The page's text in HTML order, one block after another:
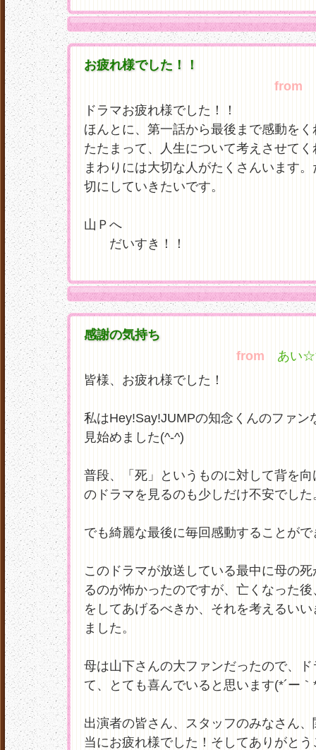
お疲れ様でした！！
from
ドラマお疲れ様でした！！
ほんとに、第一話から最後まで感動を
たたまって、人生について考えさせて
まわりには大切な人がたくさんいます
切にしていきたいです。
山Ｐへ
だいすき！！
感謝の気持ち
from あい☆
皆様、お疲れ様でした！
私はHey!Say!JUMPの知念くんのファン
見始めました(^-^)
普段、「死」というものに対して背を
のドラマを見るのも少しだけ不安でした
でも綺麗な最後に毎回感動することが
このドラマが放送している最中に母の
るのが怖かったのですが、亡くなった
をしてあげるべきか、それを考えるい
ました。
母は山下さんの大ファンだったので、
て、とても喜んでいると思います(*´ー｀
出演者の皆さん、スタッフのみなさん
当にお疲れ様でした！そしてありがと